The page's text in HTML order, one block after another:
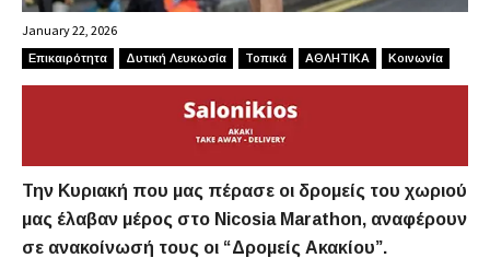
January 22, 2026
Επικαιρότητα Δυτική Λευκωσία Τοπικά ΑΘΛΗΤΙΚΑ Κοινωνία
Την Κυριακή που μας πέρασε οι δρομείς του χωριού
μας έλαβαν μέρος στο Nicosia Marathon, αναφέρουν
σε ανακοίνωσή τους οι “Δρομείς Ακακίου”.